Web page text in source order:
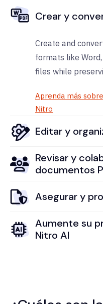
Crear y
Create and
formats like
files while
Aprenda más
Nitro
Editar y
Revisar y
documentos
Asegurar y
Aumente su
Nitro AI